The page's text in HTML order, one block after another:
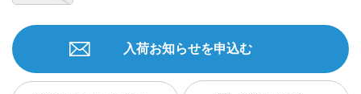
入荷お知らせを申込む